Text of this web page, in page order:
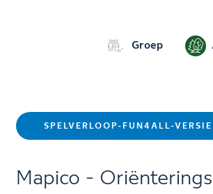
Groep
SPELVERLOOP-FUN4ALL-VERSIE
Mapico -